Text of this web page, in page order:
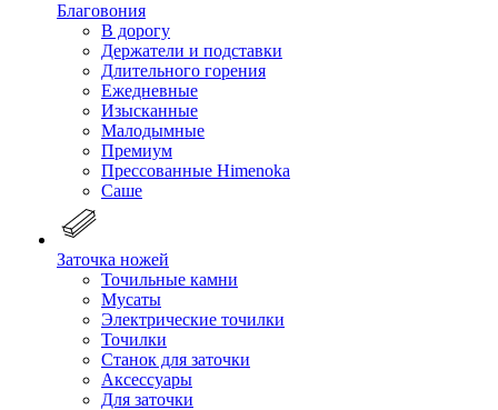
Благовония
В дорогу
Держатели и подставки
Длительного горения
Ежедневные
Изысканные
Малодымные
Премиум
Прессованные Himenoka
Саше
Заточка ножей
Точильные камни
Мусаты
Электрические точилки
Точилки
Станок для заточки
Аксессуары
Для заточки